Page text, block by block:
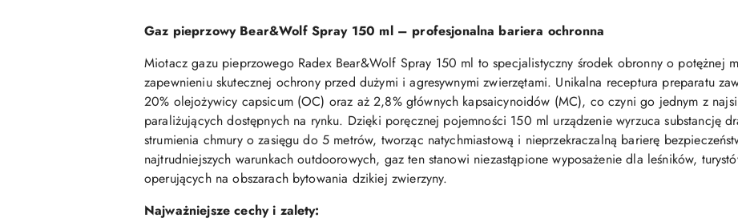
Gaz pieprzowy Bear&Wolf Spray 150 ml – profesjonalna bariera ochronna
Miotacz gazu pieprzowego Radex Bear&Wolf Spray 150 ml to specjalistyczny środek obronny o potężnej
zapewnieniu skutecznej ochrony przed dużymi i agresywnymi zwierzętami. Unikalna receptura preparatu
20% olejożywicy capsicum (OC) oraz aż 2,8% głównych kapsaicynoidów (MC), co czyni go jednym z
paraliżujących dostępnych na rynku. Dzięki poręcznej pojemności 150 ml urządzenie wyrzuca substancję
strumienia chmury o zasięgu do 5 metrów, tworząc natychmiastową i nieprzekraczalną barierę
najtrudniejszych warunkach outdoorowych, gaz ten stanowi niezastąpione wyposażenie dla leśników,
operujących na obszarach bytowania dzikiej zwierzyny.
Najważniejsze cechy i zalety: